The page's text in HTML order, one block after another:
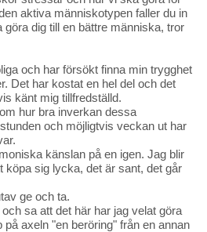
aktiva människotypen faller du in
dig till en bättre människa, tror
och har försökt finna min trygghet
Det har kostat en hel del och det
känt mig tillfredställd.
hur bra inverkan dessa
och möjligtvis veckan ut har
känslan på en igen. Jag blir
köpa sig lycka, det är sant, det går
ge och ta.
sa att det här har jag velat göra
axeln "en beröring" från en annan